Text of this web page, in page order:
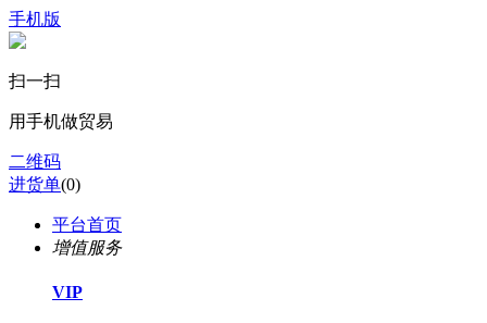
手机版
扫一扫
用手机做贸易
二维码
进货单(0)
平台首页
增值服务
VIP